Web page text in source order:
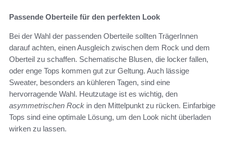
Passende Oberteile für den perfekten Look
Bei der Wahl der passenden Oberteile sollten TrägerInnen
darauf achten, einen Ausgleich zwischen dem Rock und dem
Oberteil zu schaffen. Schematische Blusen, die locker fallen,
oder enge Tops kommen gut zur Geltung. Auch lässige
Sweater, besonders an kühleren Tagen, sind eine
hervorragende Wahl. Heutzutage ist es wichtig, den
asymmetrischen Rock in den Mittelpunkt zu rücken. Einfarbige
Tops sind eine optimale Lösung, um den Look nicht überladen
wirken zu lassen.